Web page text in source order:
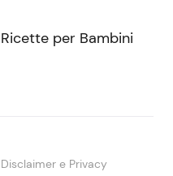
Ricette per Bambini
Disclaimer e Privacy